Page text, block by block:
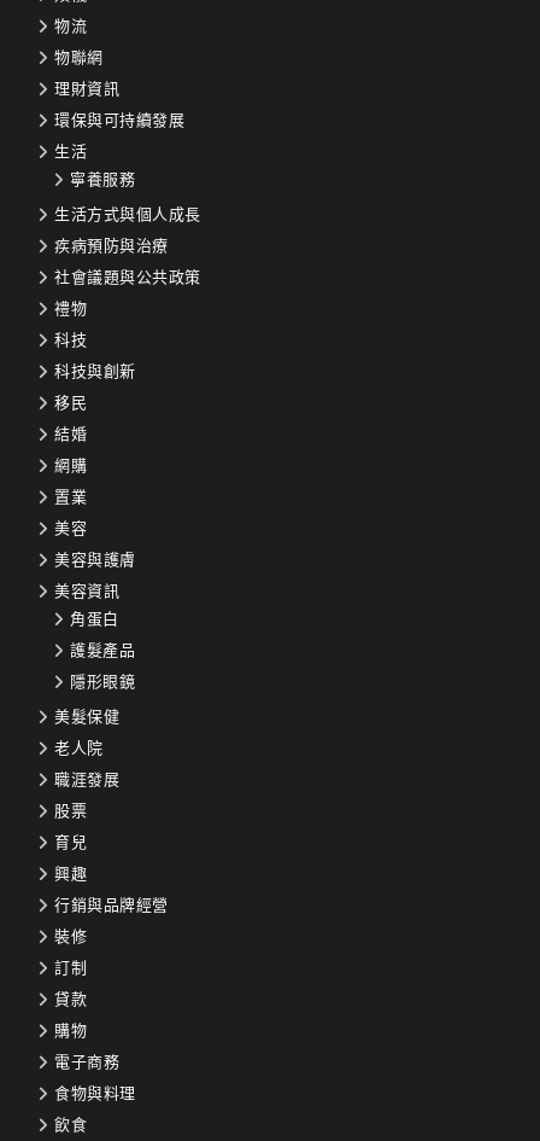
物流
物聯網
理財資訊
環保與可持續發展
生活
寧養服務
生活方式與個人成長
疾病預防與治療
社會議題與公共政策
禮物
科技
科技與創新
移民
結婚
網購
置業
美容
美容與護膚
美容資訊
角蛋白
護髮產品
隱形眼鏡
美髮保健
老人院
職涯發展
股票
育兒
興趣
行銷與品牌經營
裝修
訂制
貸款
購物
電子商務
食物與料理
飲食